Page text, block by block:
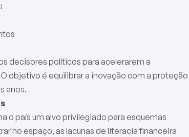
decisores políticos para acelerarem a
objetivo é equilibrar a inovação com a proteção
anos.
o país um alvo privilegiado para esquemas
no espaço, as lacunas de literacia financeira